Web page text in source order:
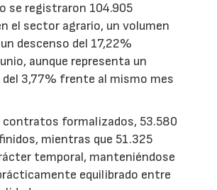
se registraron 104.905
el sector agrario, un volumen
descenso del 17,22%
aunque representa un
3,77% frente al mismo mes
contratos formalizados, 53.580
mientras que 51.325
temporal, manteniéndose
equilibrado entre